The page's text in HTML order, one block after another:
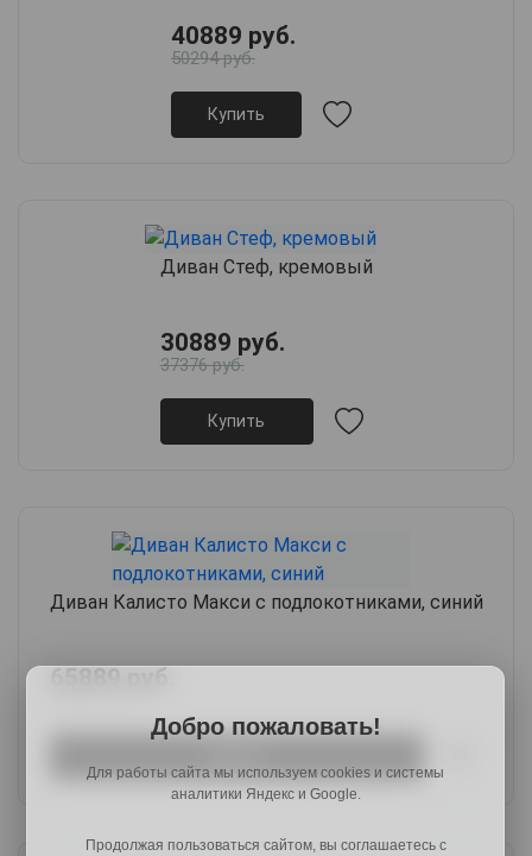
40889 руб.
50294 руб.
Купить
Диван Стеф, кремовый
30889 руб.
37376 руб.
Купить
Диван Калисто Макси с подлокотниками, синий
65889 руб.
Добро пожаловать!
Для работы сайта мы используем cookies и системы
аналитики Яндекс и Google.
Продолжая пользоваться сайтом, вы соглашаетесь с